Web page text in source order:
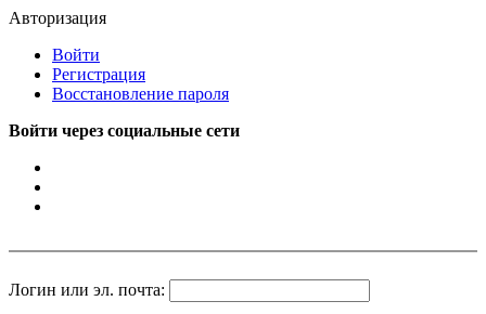
Авторизация
Войти
Регистрация
Восстановление пароля
Войти через социальные сети
Логин или эл. почта: